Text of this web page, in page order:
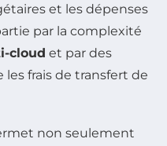
et les dépenses
par la complexité
cloud et par des
frais de transfert de
non seulement